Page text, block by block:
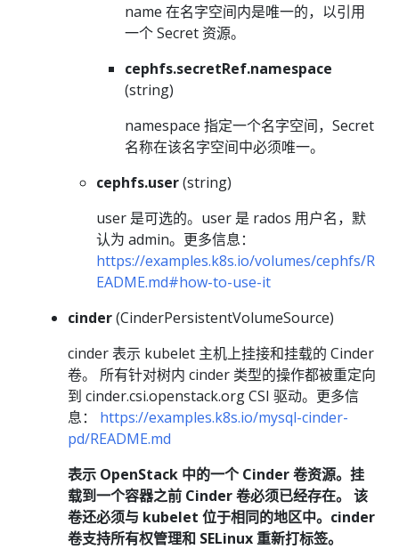
name 在名字空间内是唯一的，以引用
一个 Secret 资源。
cephfs.secretRef.namespace
(string)
namespace 指定一个名字空间，Secret
名称在该名字空间中必须唯一。
cephfs.user(string)
user 是可选的。user 是 rados 用户名，默
认为 admin。更多信息：
https://examples.k8s.io/volumes/cephfs/R
EADME.md#how-to-use-it
cinder(CinderPersistentVolumeSource)
cinder 表示 kubelet 主机上挂接和挂载的 Cinder
卷。 所有针对树内 cinder 类型的操作都被重定向
到 cinder.csi.openstack.org CSI 驱动。更多信
息： https://examples.k8s.io/mysql-cinder-
pd/README.md
表示 OpenStack 中的一个 Cinder 卷资源。挂
载到一个容器之前 Cinder 卷必须已经存在。 该
卷还必须与 kubelet 位于相同的地区中。cinder
卷支持所有权管理和 SELinux 重新打标签。